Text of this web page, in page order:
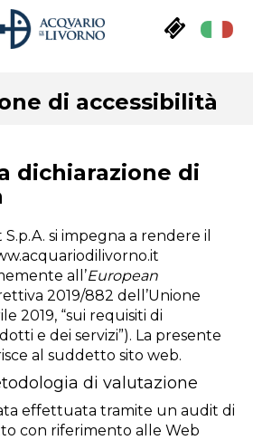
di accessibilità
dichiarazione di
si impegna a rendere il
all’European
2019/882 dell’Unione
2019, “sui requisiti di
e dei servizi”). La presente
al suddetto sito web.
di valutazione
effettuata tramite un audit di
con riferimento alle Web